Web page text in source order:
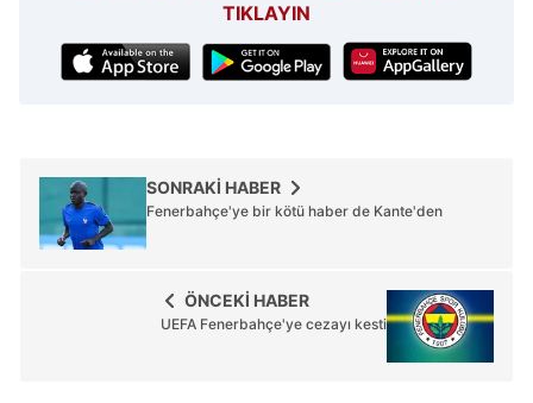
TIKLAYIN
SONRAKİ HABER
Fenerbahçe'ye bir kötü haber de Kante'den
ÖNCEKİ HABER
UEFA Fenerbahçe'ye cezayı kesti